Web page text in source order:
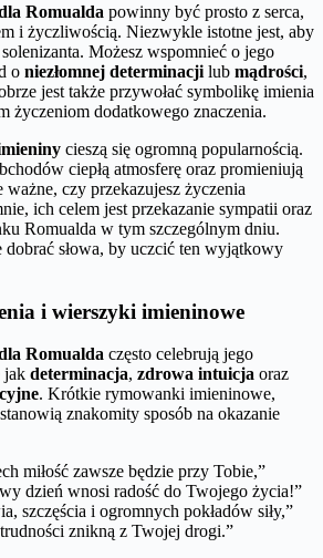
Romualda powinny być prosto z serca,
i życzliwością. Niezwykle istotne jest, aby
Możesz wspomnieć o jego
o niezłomnej determinacji lub mądrości,
jest także przywołać symbolikę imienia
życzeniom dodatkowego znaczenia.
cieszą się ogromną popularnością.
ciepłą atmosferę oraz promieniują
czy przekazujesz życzenia
ich celem jest przekazanie sympatii oraz
Romualda w tym szczególnym dniu.
dobrać słowa, by uczcić ten wyjątkowy
i wierszyki imieninowe
Romualda często celebrują jego
jak determinacja, zdrowa intuicja oraz
. Krótkie rymowanki imieninowe,
znakomity sposób na okazanie
miłość zawsze będzie przy Tobie,”
dzień wnosi radość do Twojego życia!”
szczęścia i ogromnych pokładów siły,”
znikną z Twojej drogi.”